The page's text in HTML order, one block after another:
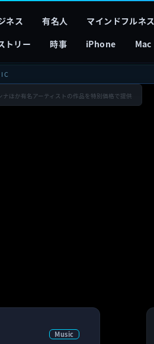
ネス 有名人 マインドフルネス
トリー 時事 iPhone Mac
ほか有名アーティストの作品を特別価格で提供
Music